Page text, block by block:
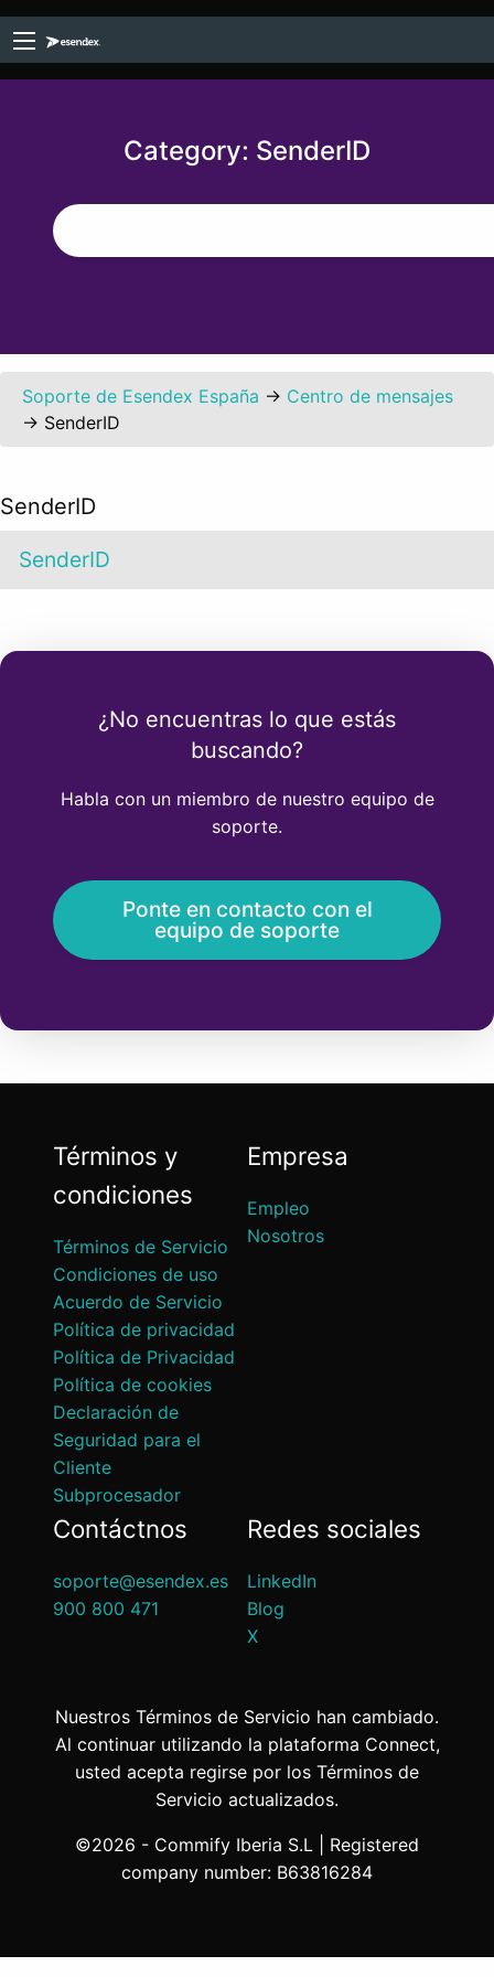
Category: SenderID
Soporte de Esendex España → Centro de mensajes
→ SenderID
SenderID
SenderID
¿No encuentras lo que estás
buscando?
Habla con un miembro de nuestro equipo de
soporte.
Ponte en contacto con el
equipo de soporte
Términos y
condiciones
Términos de Servicio
Condiciones de uso
Acuerdo de Servicio
Política de privacidad
Política de Privacidad
Política de cookies
Declaración de
Seguridad para el
Cliente
Subprocesador
Empresa
Empleo
Nosotros
Contáctnos
soporte@esendex.es
900 800 471
Redes sociales
LinkedIn
Blog
X
Nuestros Términos de Servicio han cambiado.
Al continuar utilizando la plataforma Connect,
usted acepta regirse por los Términos de
Servicio actualizados.
©2026 - Commify Iberia S.L | Registered
company number: B63816284